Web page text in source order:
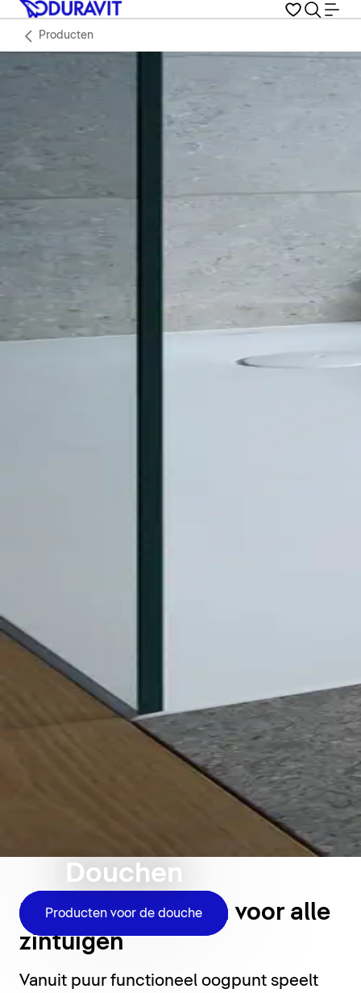
Producten
Douchen
Producten voor de douche
Douchemomenten voor alle
zintuigen
Vanuit puur functioneel oogpunt speelt